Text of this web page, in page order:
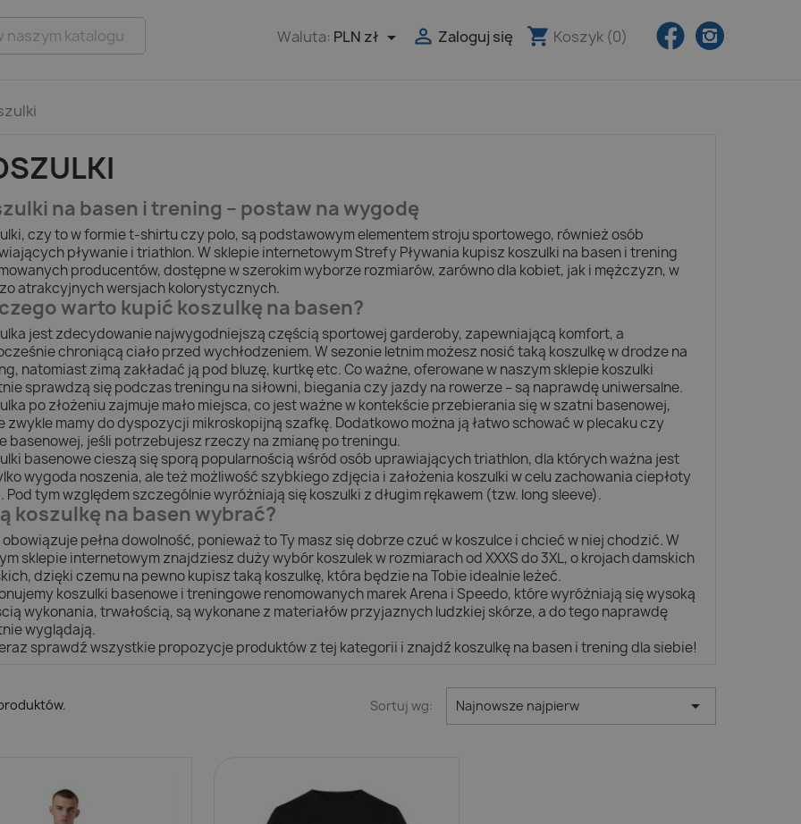
Facebook
shopping_cart Koszyk (0)
 Zaloguj się
Waluta: PLN zł 
na basen i trening – postaw na wygodę
czy to w formie t-shirtu czy polo, są podstawowym elementem stroju sportowego, również osób
pływanie i triathlon. W sklepie internetowym Strefy Pływania kupisz koszulki na basen i trening
producentów, dostępne w szerokim wyborze rozmiarów, zarówno dla kobiet, jak i mężczyzn, w
atrakcyjnych wersjach kolorystycznych.
warto kupić koszulkę na basen?
jest zdecydowanie najwygodniejszą częścią sportowej garderoby, zapewniającą komfort, a
chroniącą ciało przed wychłodzeniem. W sezonie letnim możesz nosić taką koszulkę w drodze na
natomiast zimą zakładać ją pod bluzę, kurtkę etc. Co ważne, oferowane w naszym sklepie koszulki
sprawdzą się podczas treningu na siłowni, biegania czy jazdy na rowerze – są naprawdę uniwersalne.
po złożeniu zajmuje mało miejsca, co jest ważne w kontekście przebierania się w szatni basenowej,
zwykle mamy do dyspozycji mikroskopijną szafkę. Dodatkowo można ją łatwo schować w plecaku czy
basenowej, jeśli potrzebujesz rzeczy na zmianę po treningu.
basenowe cieszą się sporą popularnością wśród osób uprawiających triathlon, dla których ważna jest
wygoda noszenia, ale też możliwość szybkiego zdjęcia i założenia koszulki w celu zachowania ciepłoty
Pod tym względem szczególnie wyróżniają się koszulki z długim rękawem (tzw. long sleeve).
koszulkę na basen wybrać?
pełna dowolność, ponieważ to Ty masz się dobrze czuć w koszulce i chcieć w niej chodzić. W
sklepie internetowym znajdziesz duży wybór koszulek w rozmiarach od XXXS do 3XL, o krojach damskich
dzięki czemu na pewno kupisz taką koszulkę, która będzie na Tobie idealnie leżeć.
koszulki basenowe i treningowe renomowanych marek Arena i Speedo, które wyróżniają się wysoką
wykonania, trwałością, są wykonane z materiałów przyjaznych ludzkiej skórze, a do tego naprawdę
wyglądają.
sprawdź wszystkie propozycje produktów z tej kategorii i znajdź koszulkę na basen i trening dla siebie!
Sortuj wg: Najnowsze najpierw 